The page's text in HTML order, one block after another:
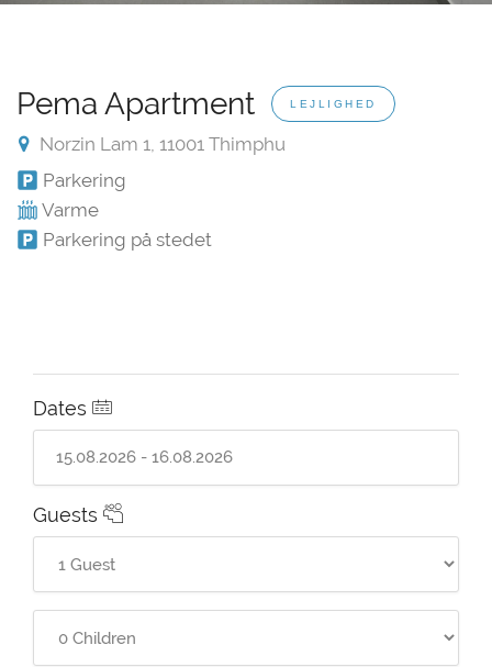
Pema Apartment LEJLIGHED
Norzin Lam 1, 11001 Thimphu
Parkering
Varme
Parkering på stedet
Dates
Guests